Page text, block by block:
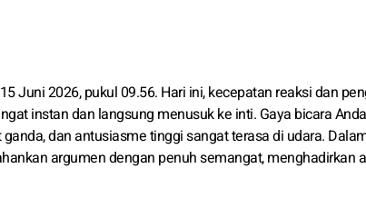
Juni 2026, pukul 09.56. Hari ini, kecepatan reaksi dan
instan dan langsung menusuk ke inti. Gaya bicara
dan antusiasme tinggi sangat terasa di udara.
argumen dengan penuh semangat, menghadirkan